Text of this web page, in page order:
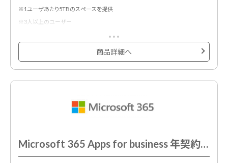
※1ユーザあたり5TBのスぺ―スを提供
※3人以上のユーザー
商品詳細へ
Microsoft 365 Apps for business 年契約/年払